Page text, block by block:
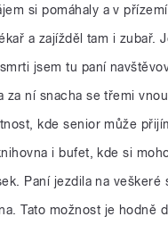
si pomáhaly a v
a zajížděl tam i zubař.
jsem tu paní
za ní snacha se třemi
kde senior může
i bufet, kde si
Paní jezdila na veškeré
Tato možnost je hodně